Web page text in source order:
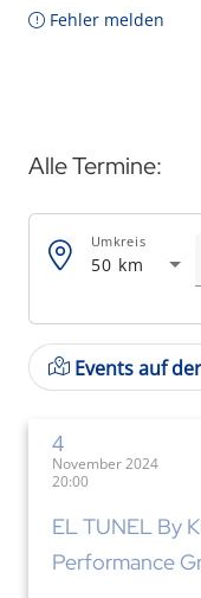
Fehler melden
Alle Termine:
50 km
Umkreis
Events auf
4
November 2024
20:00
EL TUNEL By
Performance